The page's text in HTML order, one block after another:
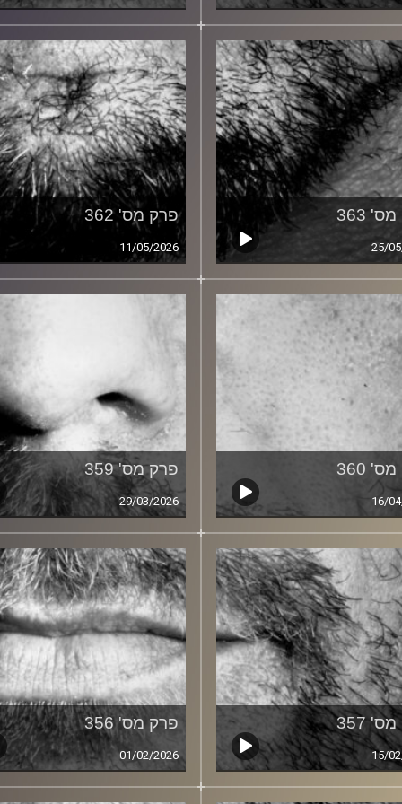
363
25/
פרק מס' 362
11/05/2026
360
16/
פרק מס' 359
29/03/2026
357
15/
פרק מס' 356
01/02/2026